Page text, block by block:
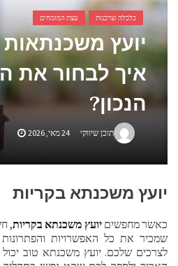
אביזרים ומתנות לגבר
אשפוז פסיכיאטרי ביתי: הגישה הדיסקרטית
כלכלה וצרכנות עצת המומחים
יועץ
איך לבחור את
הנכון?
תוכן שיווקי 24 מאי, 2026
יועץ משכנתא בקריות
כאשר מחפשיםיועץ משכנתא בקריות,
שמכיר את כל האפשרויות והפתרונות
לצרכים שלכם. יועץ משכנתא טוב